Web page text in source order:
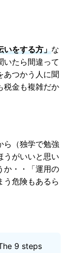
いをする方」な
いたら間違って
あつかう人に聞
税金も複雑だか
ら（独学で勉強
うがいいと思い
か・・「運用の
う危険もあるら
9 steps